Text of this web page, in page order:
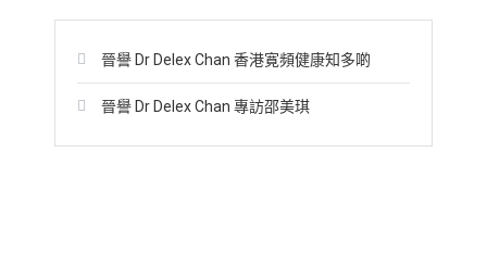
鍵
晉譽 Dr Delex Chan 香港寛頻健康知多啲
晉譽 Dr Delex Chan 專訪邵美琪